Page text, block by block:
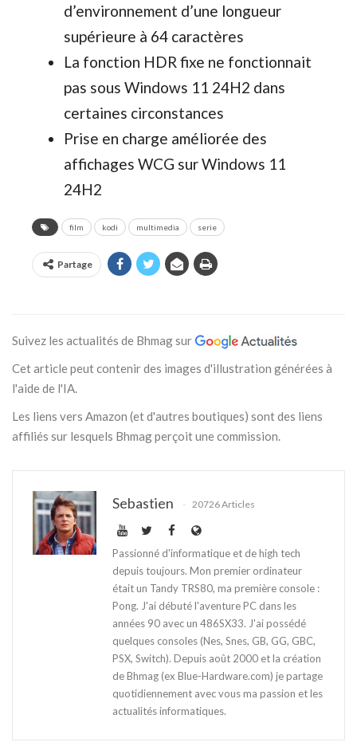
d’environnement d’une longueur
supérieure à 64 caractères
La fonction HDR fixe ne fonctionnait
pas sous Windows 11 24H2 dans
certaines circonstances
Prise en charge améliorée des
affichages WCG sur Windows 11
24H2
film kodi multimedia serie
Partage
Suivez les actualités de Bhmag sur
Cet article peut contenir des images d'illustration générées à
l'aide de l'IA.
Les liens vers Amazon (et d'autres boutiques) sont des liens
affiliés sur lesquels Bhmag perçoit une commission.
Sebastien 20726 Articles
Passionné d'informatique et de high tech
depuis toujours. Mon premier ordinateur
était un Tandy TRS80, ma première console :
Pong. J'ai débuté l'aventure PC dans les
années 90 avec un 486SX33. J'ai possédé
quelques consoles (Nes, Snes, GB, GG, GBC,
PSX, Switch). Depuis août 2000 et la création
de Bhmag (ex Blue-Hardware.com) je partage
quotidiennement avec vous ma passion et les
actualités informatiques.